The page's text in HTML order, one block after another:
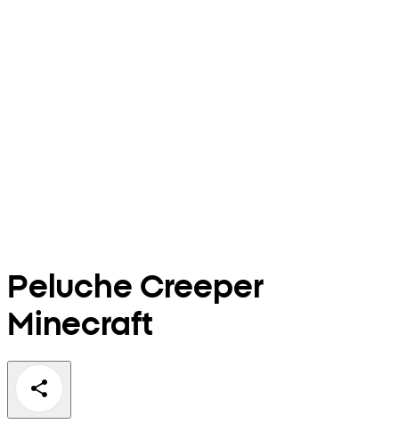
Peluche Creeper
Minecraft